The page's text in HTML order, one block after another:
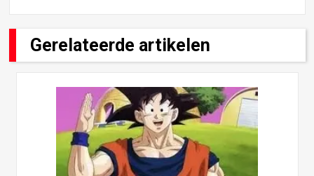
Gerelateerde artikelen